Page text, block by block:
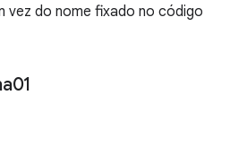
vez do nome fixado no código